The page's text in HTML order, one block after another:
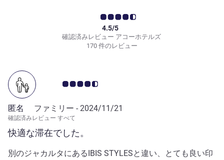
確認済みレビュー アコーホテルズ
4.5/5
170 件のレビュー
快適な滞在でした。
お客さまの声 4.5/5
匿名 ファミリー - 2024/11/21
確認済みレビュー すべて
別のジャカルタにあるIBIS STYLESと違い、とても良い印